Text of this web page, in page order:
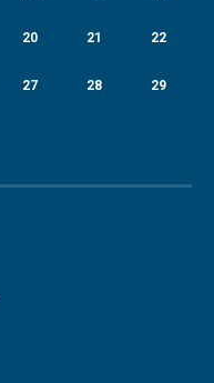
20 21 22
27 28 29